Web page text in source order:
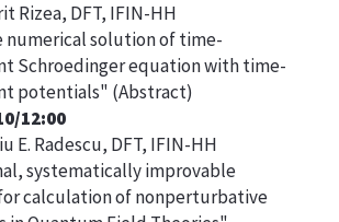
Rizea, DFT, IFIN-HH
numerical solution of time-
Schroedinger equation with time-
potentials" (Abstract)
12:00
E. Radescu, DFT, IFIN-HH
systematically improvable
calculation of nonperturbative